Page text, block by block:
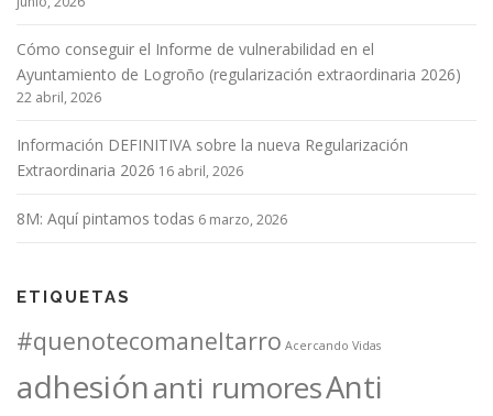
Cómo conseguir el Informe de vulnerabilidad en el
Ayuntamiento de Logroño (regularización extraordinaria 2026)
22 abril, 2026
Información DEFINITIVA sobre la nueva Regularización
Extraordinaria 2026 16 abril, 2026
8M: Aquí pintamos todas 6 marzo, 2026
ETIQUETAS
#quenotecomaneltarro Acercando Vidas
adhesiónanti rumoresAnti